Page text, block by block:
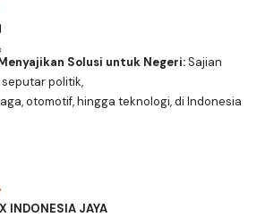
Solusi untuk Negeri:Sajian
politik,
otomotif, hingga teknologi, di Indonesia
INDONESIA JAYA